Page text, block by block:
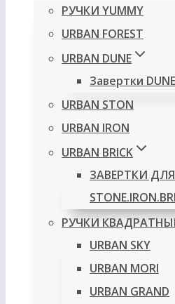
РУЧКИ YUMMY
URBAN FOREST
URBAN DUNE
Завертки
URBAN STON
URBAN IRON
URBAN BRICK
ЗАВЕРТКИ
РУЧКИ
URBAN SKY
URBAN MORI
URBAN GRAND